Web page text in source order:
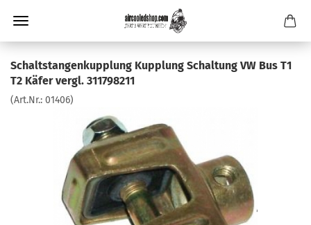
Schaltstangenkupplung Kupplung Schaltung VW Bus T1
T2 Käfer vergl. 311798211
(Art.Nr.: 01406)